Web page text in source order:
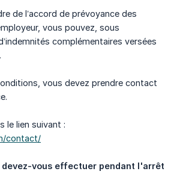
de l’accord de prévoyance des
vous pouvez, sous
complémentaires versées
vous devez prendre contact
le lien suivant :
contact/
vous effectuer pendant l'arrêt